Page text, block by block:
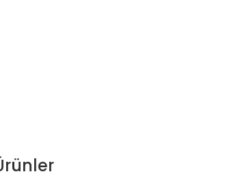
kullanarak tarafımıza iletebilirsiniz.